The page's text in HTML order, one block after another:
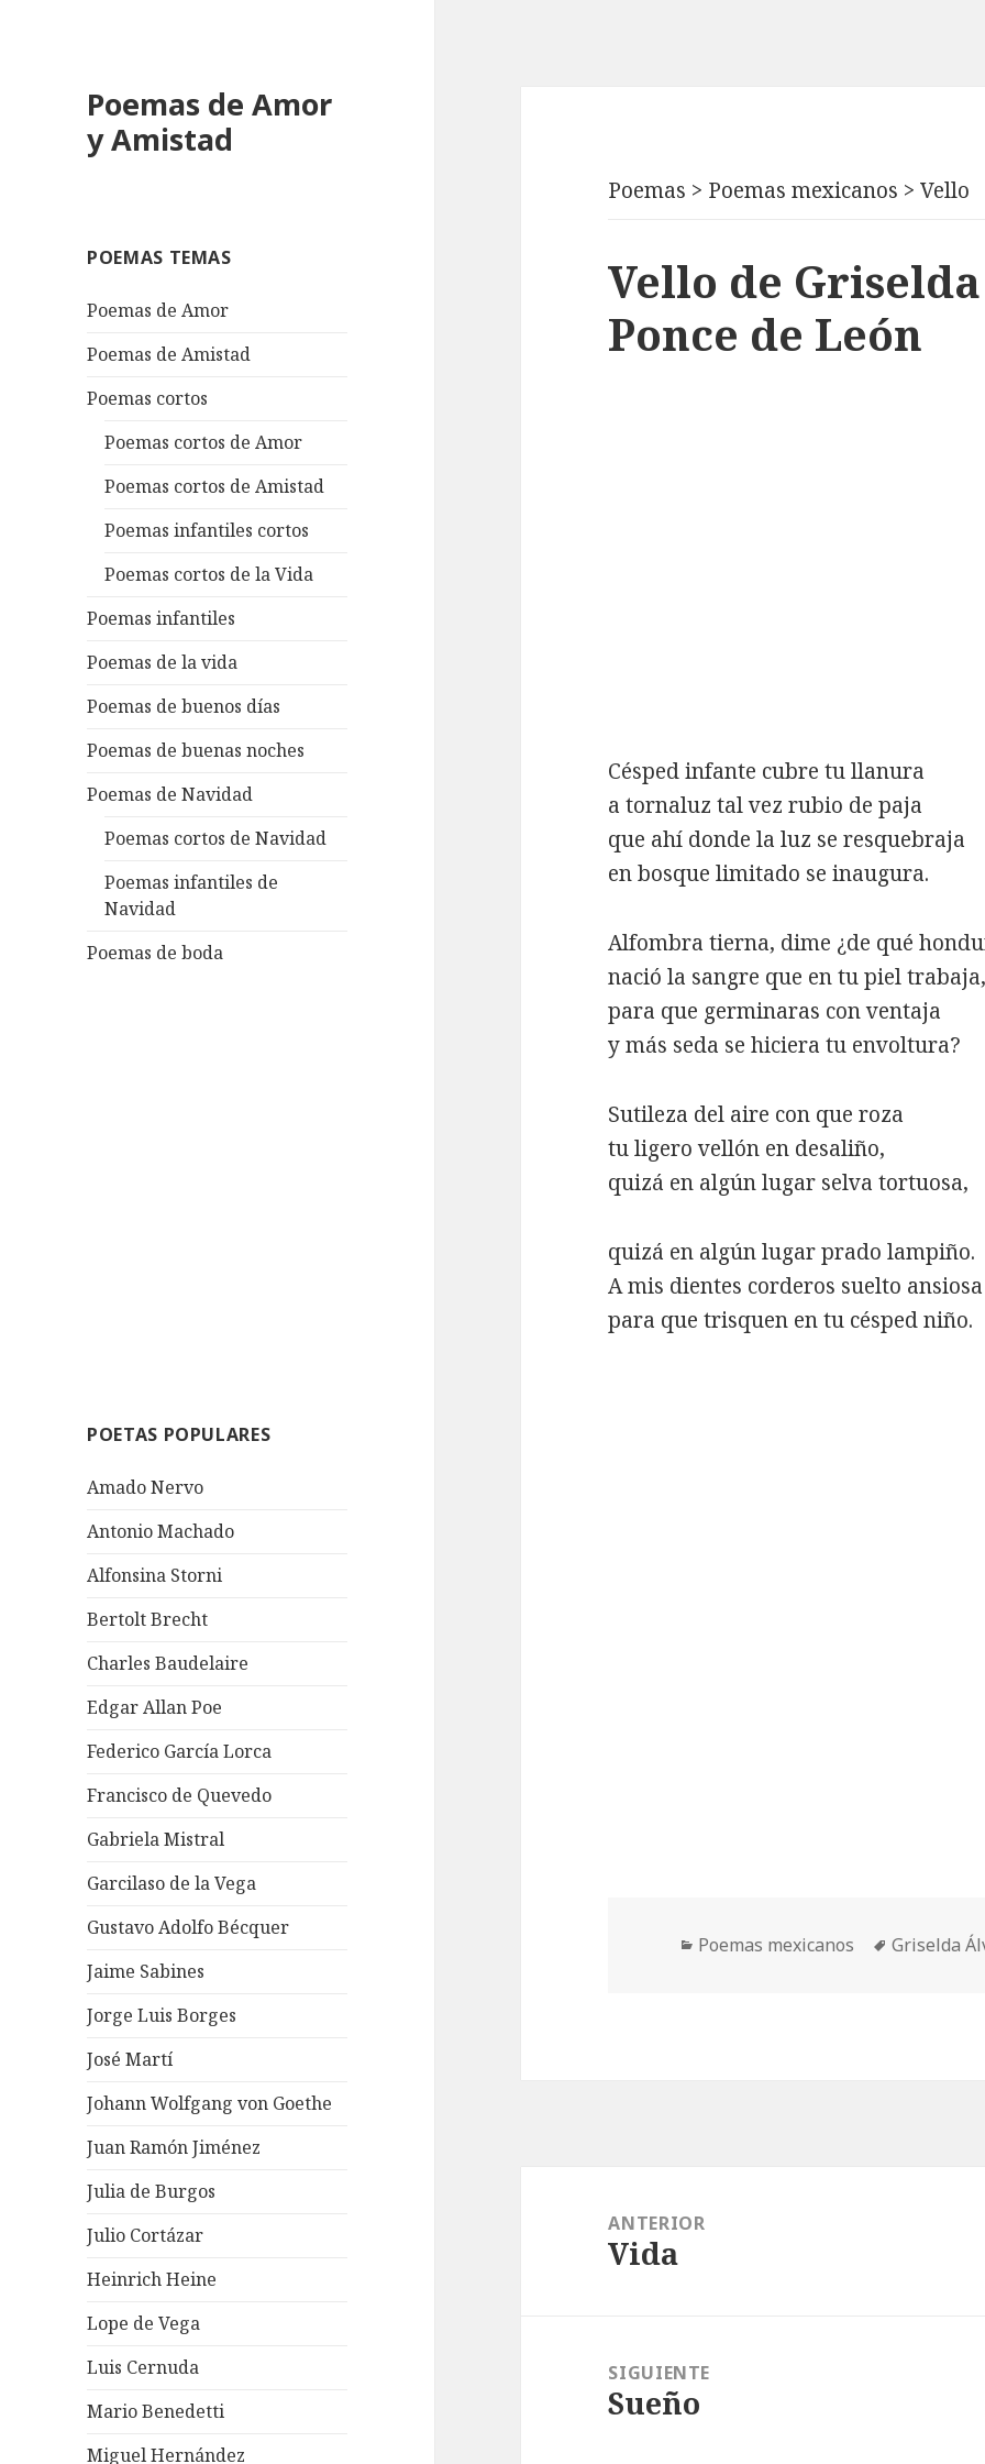
Poemas de Amor
y Amistad
POEMAS TEMAS
Poemas de Amor
Poemas de Amistad
Poemas cortos
Poemas cortos de Amor
Poemas cortos de Amistad
Poemas infantiles cortos
Poemas cortos de la Vida
Poemas infantiles
Poemas de la vida
Poemas de buenos días
Poemas de buenas noches
Poemas de Navidad
Poemas cortos de Navidad
Poemas infantiles de
Navidad
Poemas de boda
POETAS POPULARES
Amado Nervo
Antonio Machado
Alfonsina Storni
Bertolt Brecht
Charles Baudelaire
Edgar Allan Poe
Federico García Lorca
Francisco de Quevedo
Gabriela Mistral
Garcilaso de la Vega
Gustavo Adolfo Bécquer
Jaime Sabines
Jorge Luis Borges
José Martí
Johann Wolfgang von Goethe
Juan Ramón Jiménez
Julia de Burgos
Julio Cortázar
Heinrich Heine
Lope de Vega
Luis Cernuda
Mario Benedetti
Miguel Hernández
Poemas > Poemas mexicanos >Vello
Vello de
Ponce de León
Césped infante cubre tu llanura
a tornaluz tal vez rubio de paja
que ahí donde la luz se resquebraja
en bosque limitado se inaugura.
Alfombra tierna, dime ¿de qué
nació la sangre que en tu piel
para que germinaras con ventaja
y más seda se hiciera tu envoltura?
Sutileza del aire con que roza
tu ligero vellón en desaliño,
quizá en algún lugar selva tortuosa,
quizá en algún lugar prado lampiño.
A mis dientes corderos suelto ansiosa
para que trisquen en tu césped niño.
Categorías
Poemas mexicanos Etiquetas
Griselda
entradas
ANTERIOR
Entrada
Vida
SIGUIENTE
Entrada
Sueño